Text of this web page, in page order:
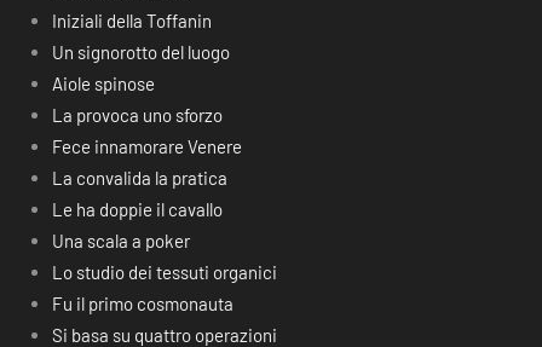
Iniziali della Toffanin
Un signorotto del luogo
Aiole spinose
La provoca uno sforzo
Fece innamorare Venere
La convalida la pratica
Le ha doppie il cavallo
Una scala a poker
Lo studio dei tessuti organici
Fu il primo cosmonauta
Si basa su quattro operazioni